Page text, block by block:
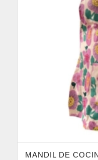
MANDIL DE